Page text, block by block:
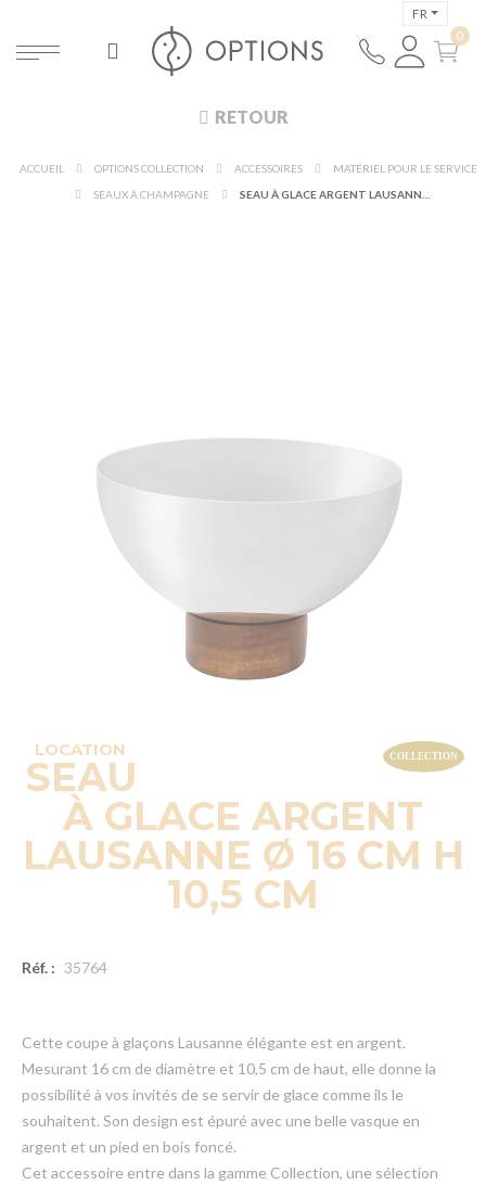
FR
RETOUR
ACCUEIL OPTIONS COLLECTION ACCESSOIRES
MATÉRIEL POUR LE SERVICE
SEAUX À CHAMPAGNE
LOCATION
SEAU
À GLACE ARGENT
LAUSANNE Ø 16 CM H
10,5 CM
Réf. : 35764
Cette coupe à glaçons Lausanne élégante est en argent.
Mesurant 16 cm de diamètre et 10,5 cm de haut, elle donne la
possibilité à vos invités de se servir de glace comme ils le
souhaitent. Son design est épuré avec une belle vasque en
argent et un pied en bois foncé.
Cet accessoire entre dans la gamme Collection, une sélection